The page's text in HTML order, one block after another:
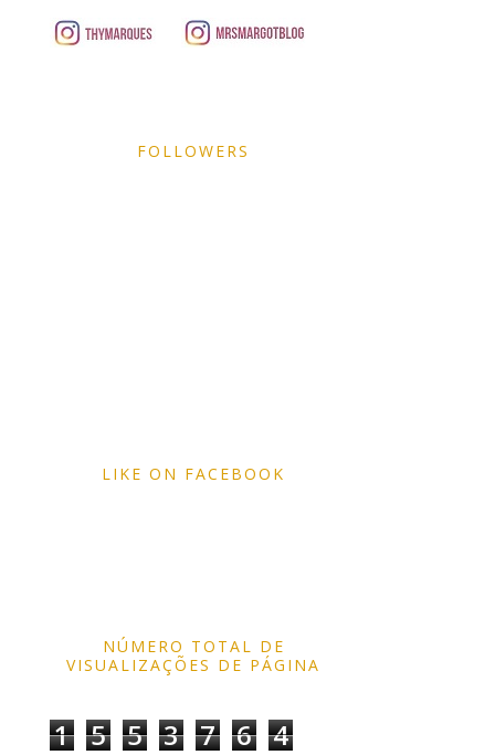
FOLLOWERS
LIKE ON FACEBOOK
NÚMERO TOTAL DE
VISUALIZAÇÕES DE PÁGINA
1 5 5 3 7 6 4